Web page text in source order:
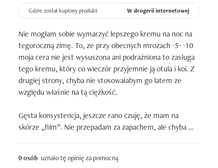
Gdzie został kupiony produkt W drogerii internetowej
Nie mogłam sobie wymarzyć lepszego kremu na noc na
tegoroczną zimę. To, ze przy obecnych mrozach -5- -10
moja cera nie jest wysuszona ani podrażniona to zasługa
tego kremu, który co wieczór przyjemnie ją otula i koi. Z
drugiej strony, chyba nie stosowałabym go latem ze
względu właśnie na tą ciężkość.
Gęsta konsystencja, jeszcze rano czuję, że mam na
skórze „film”. Nie przepadam za zapachem, ale chyba
Żałuję, że krem jest taki drogi (100+ PLN), bo skłania
0 osób uznało tę opinię za pomocną